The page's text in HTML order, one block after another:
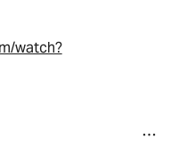
watch?